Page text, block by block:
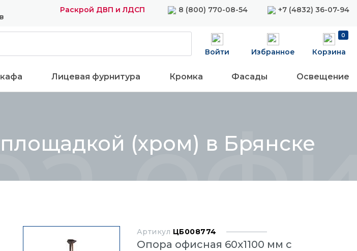
Раскрой ДВП и ЛДСП 8 (800) 770-08-54 +7 (4832) 36-07-94
Войти Избранное
0
Корзина
Лицевая фурнитура Кромка Фасады Освещение
(хром) в Брянске
Артикул ЦБ008774
Опора офисная 60х1100 мм с